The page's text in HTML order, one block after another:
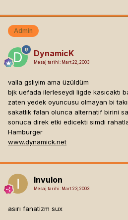
Admin
DynamicK
Mesaj tarihi: Mart 22, 2003
valla gsliyim ama üzüldüm
bjk uefada ilerleseydi ligde kasıcaktı
zaten yedek oyuncusu olmayan bi
sakatlık falan olunca alternatif birini
sonuca direk etki edicekti simdi
Hamburger
www.dynamick.net
Invulon
Mesaj tarihi: Mart 23, 2003
asırı fanatizm sux